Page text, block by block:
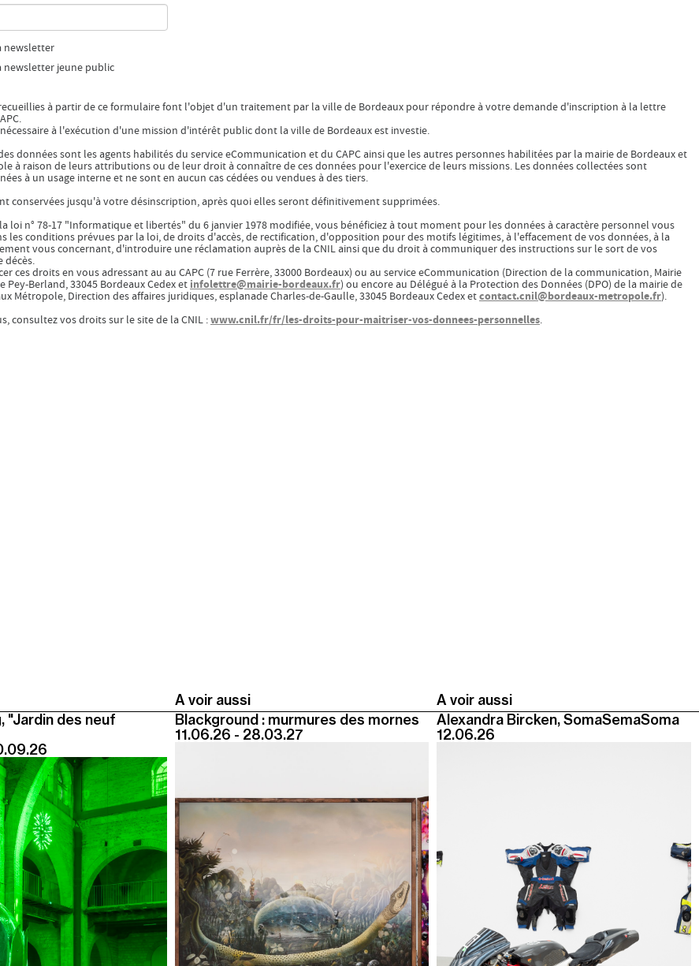
newsletter
newsletter jeune public
à partir de ce formulaire font l'objet d'un traitement par la ville de Bordeaux pour répondre à votre demande d'inscription à la lettre
à l'exécution d'une mission d'intérêt public dont la ville de Bordeaux est investie.
données sont les agents habilités du service eCommunication et du CAPC ainsi que les autres personnes habilitées par la mairie de Bordeaux et
à raison de leurs attributions ou de leur droit à connaître de ces données pour l'exercice de leurs missions. Les données collectées sont
à un usage interne et ne sont en aucun cas cédées ou vendues à des tiers.
conservées jusqu'à votre désinscription, après quoi elles seront définitivement supprimées.
loi n° 78-17 "Informatique et libertés" du 6 janvier 1978 modifiée, vous bénéficiez à tout moment pour les données à caractère personnel vous
les conditions prévues par la loi, de droits d'accès, de rectification, d'opposition pour des motifs légitimes, à l'effacement de vos données, à la
vous concernant, d'introduire une réclamation auprès de la CNIL ainsi que du droit à communiquer des instructions sur le sort de vos
décès.
ces droits en vous adressant au au CAPC (7 rue Ferrère, 33000 Bordeaux) ou au service eCommunication (Direction de la communication, Mairie
Pey-Berland, 33045 Bordeaux Cedex etinfolettre@mairie-bordeaux.fr) ou encore au Délégué à la Protection des Données (DPO) de la mairie de
Métropole, Direction des affaires juridiques, esplanade Charles-de-Gaulle, 33045 Bordeaux Cedex etcontact.cnil@bordeaux-metropole.fr).
consultez vos droits sur le site de la CNIL :www.cnil.fr/fr/les-droits-pour-maitriser-vos-donnees-personnelles.
A voir aussi
A voir aussi
"Jardin des neuf
Blackground : murmures des mornes
11.06.26 - 28.03.27
Alexandra Bircken, SomaSemaSoma
12.06.26